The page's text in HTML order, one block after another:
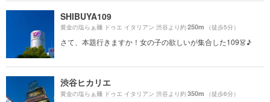
SHIBUYA109
黄金の塩らぁ麺 ドゥエ イタリアン 渋谷より約250m （徒歩5分）
さて、本題行きますか！女の子の欲しいが集合した109👗♪
渋谷ヒカリエ
黄金の塩らぁ麺 ドゥエ イタリアン 渋谷より約350m （徒歩6分）